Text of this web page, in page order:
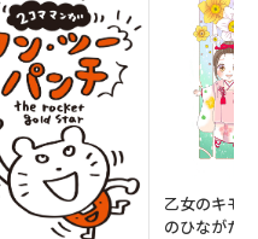
乙女のキモ
のひながた vol.7 さくらち